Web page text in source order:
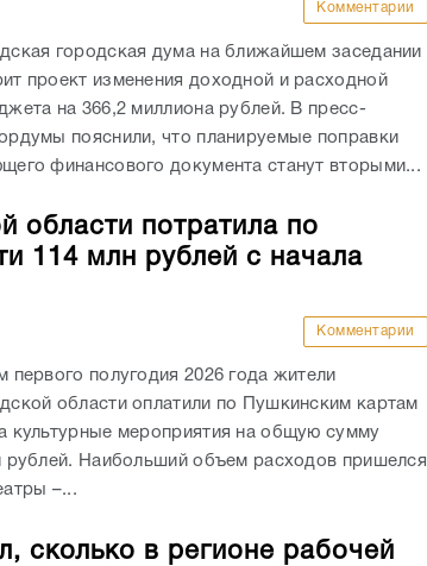
Комментарии
городская дума на ближайшем заседании
проект изменения доходной и расходной
на 366,2 миллиона рублей. В пресс-
пояснили, что планируемые поправки
финансового документа станут вторыми...
области потратила по
114 млн рублей с начала
Комментарии
первого полугодия 2026 года жители
области оплатили по Пушкинским картам
культурные мероприятия на общую сумму
рублей. Наибольший объем расходов пришелся
–...
сколько в регионе рабочей